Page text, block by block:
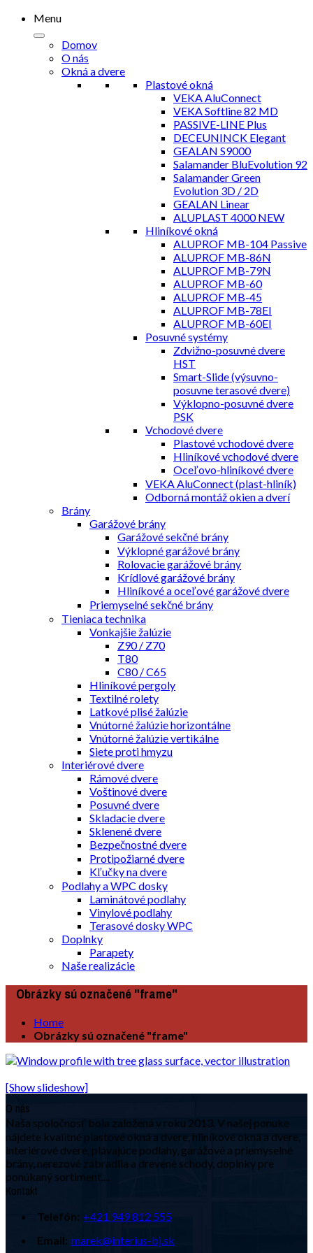
Menu
Domov
O nás
Okná a dvere
Plastové okná
VEKA AluConnect
VEKA Softline 82 MD
PASSIVE-LINE Plus
DECEUNINCK Elegant
GEALAN S9000
Salamander BluEvolution 92
Salamander Green
Evolution 3D / 2D
GEALAN Linear
ALUPLAST 4000 NEW
Hliníkové okná
ALUPROF MB-104 Passive
ALUPROF MB-86N
ALUPROF MB-79N
ALUPROF MB-60
ALUPROF MB-45
ALUPROF MB-78EI
ALUPROF MB-60EI
Posuvné systémy
Zdvižno-posuvné dvere
HST
Smart-Slide (výsuvno-
posuvne terasové dvere)
Výklopno-posuvné dvere
PSK
Vchodové dvere
Plastové vchodové dvere
Hliníkové vchodové dvere
Oceľovo-hliníkové dvere
VEKA AluConnect (plast-hliník)
Odborná montáž okien a dverí
Brány
Garážové brány
Garážové sekčné brány
Výklopné garážové brány
Rolovacie garážové brány
Krídlové garážové brány
Hliníkové a oceľové garážové dvere
Priemyselné sekčné brány
Tieniaca technika
Vonkajšie žalúzie
Z90 / Z70
T80
C80 / C65
Hliníkové pergoly
Textilné rolety
Latkové plisé žalúzie
Vnútorné žalúzie horizontálne
Vnútorné žalúzie vertikálne
Siete proti hmyzu
Interiérové dvere
Rámové dvere
Voštinové dvere
Posuvné dvere
Skladacie dvere
Sklenené dvere
Bezpečnostné dvere
Protipožiarné dvere
Kľučky na dvere
Podlahy a WPC dosky
Laminátové podlahy
Vinylové podlahy
Terasové dosky WPC
Doplnky
Parapety
Naše realizácie
Obrázky sú označené "frame"
Home
Obrázky sú označené "frame"
[Show slideshow]
O nás
Naša spoločnosť bola založená v roku 2013. V našej ponuke
nájdete kvalitné plastové okná a dvere, hliníkové okná a dvere,
interiérové dvere, plávajúce podlahy, garážové a priemyselné
brány, nerezové zábradlia a drevené schody, doplnky pre
ponúkaný sortiment....
Kontakt
Telefón: +421 949 812 555
Email: marek@interius-bj.sk